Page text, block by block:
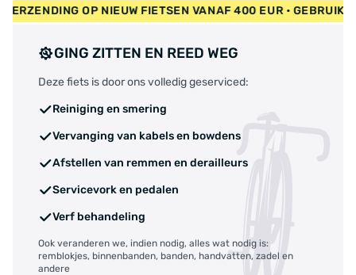
VERZENDING OP NIEUW FIETSEN VANAF 400 EUR •
GING ZITTEN EN REED WEG
Deze fiets is door ons volledig geserviced:
Reiniging en smering
Vervanging van kabels en bowdens
Afstellen van remmen en derailleurs
Servicevork en pedalen
Verf behandeling
Ook veranderen we, indien nodig, alles wat nodig is:
remblokjes, binnenbanden, banden, handvatten, zadel en
andere